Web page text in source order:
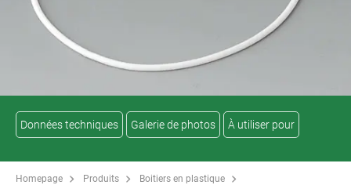
Données techniques Galerie de photos À utiliser pour
Homepage Produits
Boitiers en plastique